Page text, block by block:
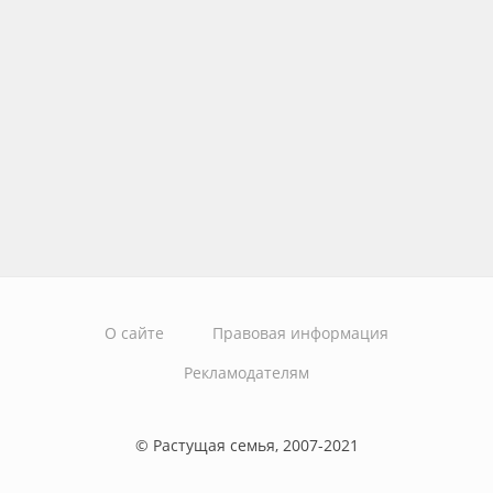
О сайте
Правовая информация
Рекламодателям
© Растущая семья, 2007-2021